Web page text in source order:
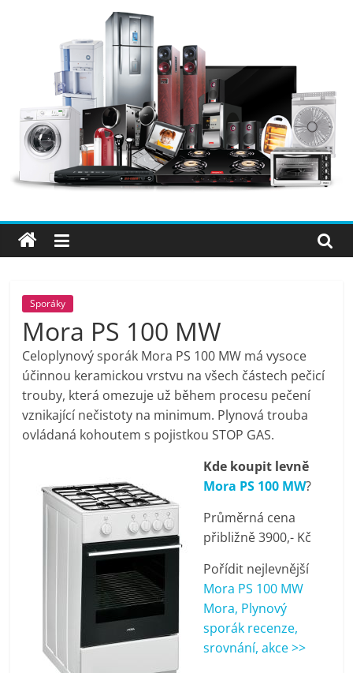
Elektro
OK
–
nejlepší
elektronika
porovnání,
pračky,
televize,
notebooky,
mobilní
telefony,
kávovary,
bazény
Sporáky
Mora PS 100 MW
Celoplynový sporák Mora PS 100 MW má vysoce
účinnou keramickou vrstvu na všech částech pečicí
trouby, která omezuje už během procesu pečení
vznikající nečistoty na minimum. Plynová trouba
ovládaná kohoutem s pojistkou STOP GAS.
Kde koupit levně
Mora PS 100 MW?
Průměrná cena
přibližně 3900,- Kč
Pořídit nejlevnější
Mora PS 100 MW
Mora, Plynový
sporák recenze,
srovnání, akce >>